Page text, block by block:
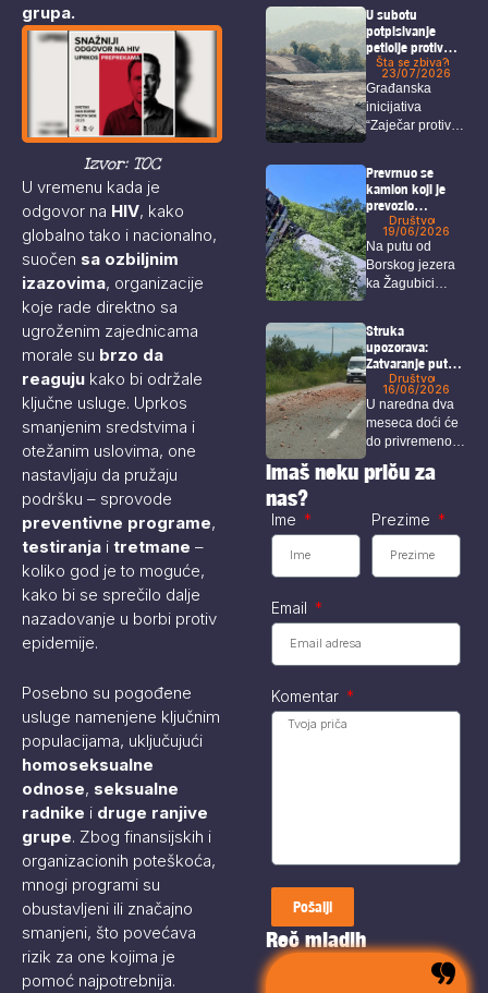
grupa.
Izvor: TOC
U vremenu kada je
odgovor na HIV, kako
globalno tako i nacionalno,
suočen sa ozbiljnim
izazovima, organizacije
koje rade direktno sa
ugroženim zajednicama
morale su brzo da
reaguju kako bi održale
ključne usluge. Uprkos
smanjenim sredstvima i
otežanim uslovima, one
nastavljaju da pružaju
podršku – sprovode
preventivne programe,
testiranja i tretmane –
koliko god je to moguće,
kako bi se sprečilo dalje
nazadovanje u borbi protiv
epidemije.
Posebno su pogođene
usluge namenjene ključnim
populacijama, uključujući
homoseksualne
odnose, seksualne
radnike i druge ranjive
grupe. Zbog finansijskih i
organizacionih poteškoća,
mnogi programi su
obustavljeni ili značajno
smanjeni, što povećava
rizik za one kojima je
pomoć najpotrebnija.
U subotu
potpisivanje
peticije protiv
potencijalnog
štetnog
rudarenja
nadomak
Zaječara
Šta se zbiva?
23/07/2026
Građanska
inicijativa
“Zaječar protiv
selim”...
Prevrnuo se
kamion koji je
prevozio
džinovsku elisu
za vetropark
kineskih
investitora na
Crnom vrhu kod
Društvo
19/06/2026
Na putu od
Borskog jezera
ka Žagubici
Struka
upozorava:
Zatvaranje puta
Bor – Selište
doneće gužve,
duža putovanja i
dodatno
opterećenje
alternativnih
pravaca
Društvo
16/06/2026
U naredna dva
meseca doći će
do privremenog
određenih...
Imaš neku priču za
nas?
Ime Prezime
Email
Komentar
Pošalji
Reč mladih